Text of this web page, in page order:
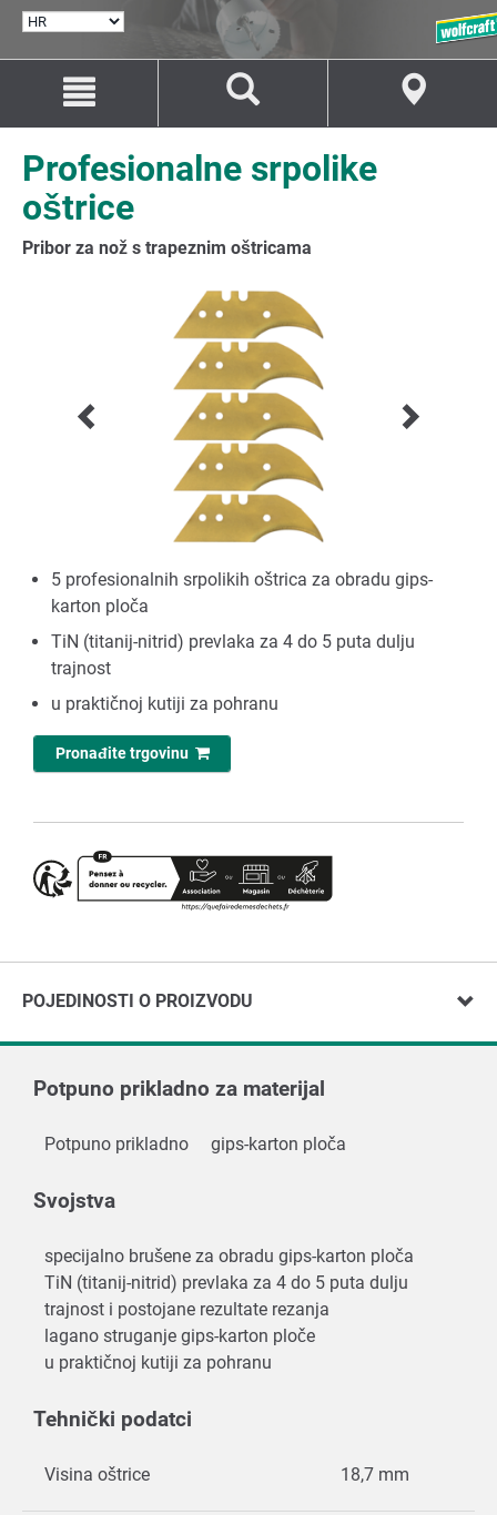
ODABERI
sadržaj
navigaciju
Profesionalne srpolike
oštrice
Pribor za nož s trapeznim oštricama
5 profesionalnih srpolikih oštrica za obradu gips-
karton ploča
TiN (titanij-nitrid) prevlaka za 4 do 5 puta dulju
trajnost
u praktičnoj kutiji za pohranu
Pronađite trgovinu
POJEDINOSTI O PROIZVODU
Potpuno prikladno za materijal
Potpuno prikladno gips-karton ploča
Svojstva
specijalno brušene za obradu gips-karton ploča
TiN (titanij-nitrid) prevlaka za 4 do 5 puta dulju
trajnost i postojane rezultate rezanja
lagano struganje gips-karton ploče
u praktičnoj kutiji za pohranu
Tehnički podatci
Visina oštrice 18,7 mm